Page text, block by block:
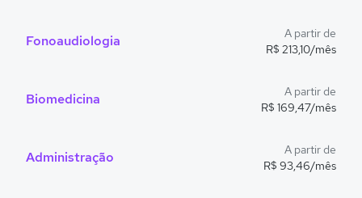
Fonoaudiologia
A partir de
R$ 213,10/mês
Biomedicina
A partir de
R$ 169,47/mês
Administração
A partir de
R$ 93,46/mês